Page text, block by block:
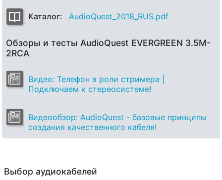
Каталог: AudioQuest_2018_RUS.pdf
Обзоры и тесты AudioQuest EVERGREEN 3.5M-
2RCA
Видео: Телефон в роли стримера |
Подключаем к стереосистеме!
Видеообзор: AudioQuest - базовые принципы
создания качественного кабеля!
Выбор аудиокабелей